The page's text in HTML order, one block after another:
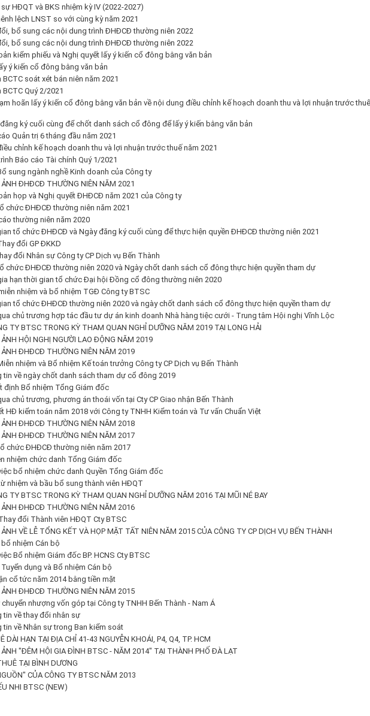
HĐQT và BKS nhiệm kỳ IV (2022-2027)
lệch LNST so với cùng kỳ năm 2021
bổ sung các nội dung trình ĐHĐCĐ thường niên 2022
bổ sung các nội dung trình ĐHĐCĐ thường niên 2022
kiểm phiếu và Nghị quyết lấy ý kiến cổ đông bằng văn bản
ý kiến cổ đông bằng văn bản
soát xét bán niên năm 2021
Quý 2/2021
hoãn lấy ý kiến cổ đông bằng văn bản về nội dung điều chỉnh kế hoạch doanh thu và lợi nhuận trước
ký cuối cùng để chốt danh sách cổ đông để lấy ý kiến bằng văn bản
Quản trị 6 tháng đầu năm 2021
chỉnh kế hoạch doanh thu và lợi nhuận trước thuế năm 2021
Báo cáo Tài chính Quý 1/2021
sung ngành nghề Kinh doanh của Công ty
ĐHĐCĐ THƯỜNG NIÊN NĂM 2021
họp và Nghị quyết ĐHĐCĐ năm 2021 của Công ty
chức ĐHĐCĐ thường niên năm 2021
thường niên năm 2020
tổ chức ĐHĐCĐ và Ngày đăng ký cuối cùng để thực hiện quyền ĐHĐCĐ thường niên 2021
đổi GP ĐKKD
đổi Nhân sự Công ty CP Dịch vụ Bến Thành
chức ĐHĐCĐ thường niên 2020 và Ngày chốt danh sách cổ đông thực hiện quyền tham dự
hạn thời gian tổ chức Đại hội Đồng cổ đông thường niên 2020
nhiệm và bổ nhiệm TGĐ Công ty BTSC
tổ chức ĐHĐCĐ thường niên 2020 và ngày chốt danh sách cổ đông thực hiện quyền tham dự
chủ trương hợp tác đầu tư dự án kinh doanh Nhà hàng tiệc cưới - Trung tâm Hội nghị Vĩnh Lộc
TY BTSC TRONG KỲ THAM QUAN NGHỈ DƯỠNG NĂM 2019 TẠI LONG HẢI
HỘI NGHỊ NGƯỜI LAO ĐỘNG NĂM 2019
ĐHĐCĐ THƯỜNG NIÊN NĂM 2019
nhiệm và Bổ nhiệm Kế toán trưởng Công ty CP Dịch vụ Bến Thành
tin về ngày chốt danh sách tham dự cổ đông 2019
định Bổ nhiệm Tổng Giám đốc
chủ trương, phương án thoái vốn tại Cty CP Giao nhận Bến Thành
HĐ kiểm toán năm 2018 với Công ty TNHH Kiểm toán và Tư vấn Chuẩn Việt
ĐHĐCĐ THƯỜNG NIÊN NĂM 2018
ĐHĐCĐ THƯỜNG NIÊN NĂM 2017
chức ĐHĐCĐ thường niên năm 2017
nhiệm chức danh Tổng Giám đốc
bổ nhiệm chức danh Quyền Tổng Giám đốc
nhiệm và bầu bổ sung thành viên HĐQT
TY BTSC TRONG KỲ THAM QUAN NGHỈ DƯỠNG NĂM 2016 TẠI MŨI NÉ BAY
ĐHĐCĐ THƯỜNG NIÊN NĂM 2016
đổi Thành viên HĐQT Cty BTSC
VỀ LỄ TỔNG KẾT VÀ HỌP MẶT TẤT NIÊN NĂM 2015 CỦA CÔNG TY CP DỊCH VỤ BẾN THÀNH
nhiệm Cán bộ
Bổ nhiệm Giám đốc BP. HCNS Cty BTSC
dụng và Bổ nhiệm Cán bộ
cổ tức năm 2014 bằng tiền mặt
ĐHĐCĐ THƯỜNG NIÊN NĂM 2015
nhượng vốn góp tại Công ty TNHH Bến Thành - Nam Á
tin về thay đổi nhân sự
tin về Nhân sự trong Ban kiểm soát
DÀI HẠN TẠI ĐỊA CHỈ 41-43 NGUYỄN KHOÁI, P4, Q4, TP. HCM
"ĐÊM HỘI GIA ĐÌNH BTSC - NĂM 2014" TẠI THÀNH PHỐ ĐÀ LẠT
TẠI BÌNH DƯƠNG
CỦA CÔNG TY BTSC NĂM 2013
NHI BTSC (NEW)